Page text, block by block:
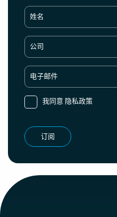
姓名
公司
电子邮件
我同意 隐私政策
订阅